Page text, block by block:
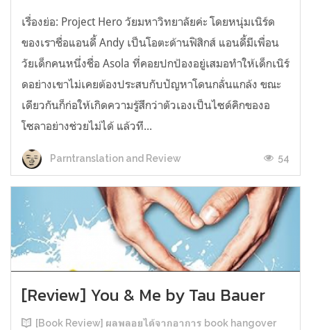
เรื่องย่อ: Project Hero วัยมหาวิทยาลัยค่ะ โดยหนุ่มเนิร์ด
ของเราชื่อแอนดี้ Andy เป็นโอตะด้านฟิสิกส์ แอนดี้มีเพื่อน
วัยเด็กคนหนึ่งชื่อ Asola ที่คอยปกป้องอยู่เสมอทำให้เด็กเนิร์
ดอย่างเขาไม่เคยต้องประสบกับปัญหาโดนกลั่นแกล้ง ขณะ
เดียวกันก็ก่อให้เกิดความรู้สึกว่าตัวเองเป็นไซด์คิกของอ
โซลาอย่างช่วยไม่ได้ แล้วที...
Parntranslation and Review 54
[Review] You & Me by Tau Bauer
[Book Review] ผลพลอยได้จากอาการ book hangover